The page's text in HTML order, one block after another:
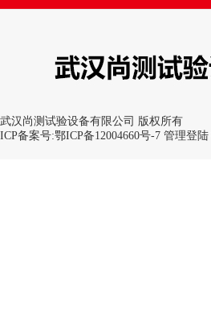
武汉尚测试验设备有限公司 版权所有
ICP备案号:鄂ICP备12004660号-7 管理登陆